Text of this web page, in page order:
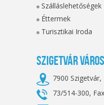
Szálláslehetőségek
Éttermek
Turisztikai Iroda
Szigetvár
7900 Szigetvár,
73/514-300,